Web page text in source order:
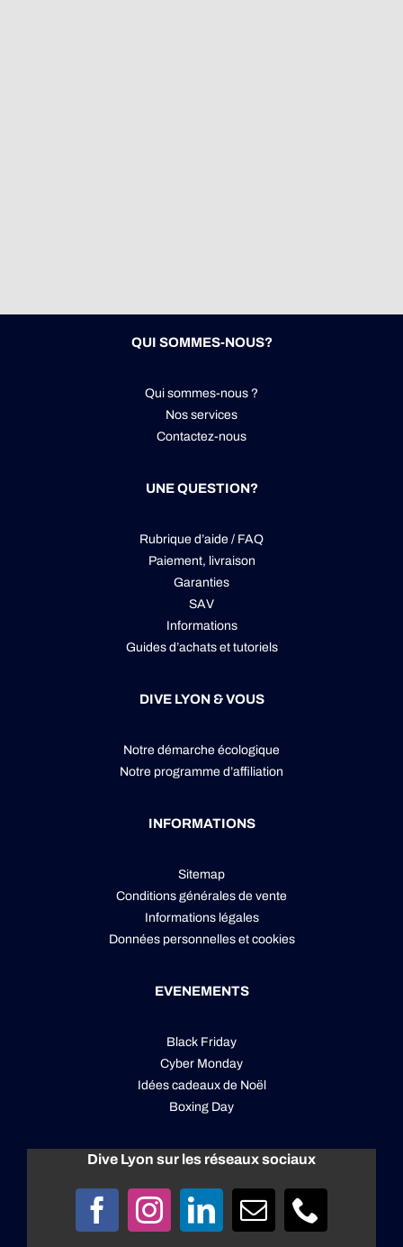
QUI SOMMES-NOUS?
Qui sommes-nous ?
Nos services
Contactez-nous
UNE QUESTION?
Rubrique d’aide / FAQ
Paiement, livraison
Garanties
SAV
Informations
Guides d’achats et tutoriels
DIVE LYON & VOUS
Notre démarche écologique
Notre programme d’affiliation
INFORMATIONS
Sitemap
Conditions générales de vente
Informations légales
Données personnelleset cookies
EVENEMENTS
Black Friday
Cyber Monday
Idées cadeaux de Noël
Boxing Day
Dive Lyon sur les réseaux sociaux